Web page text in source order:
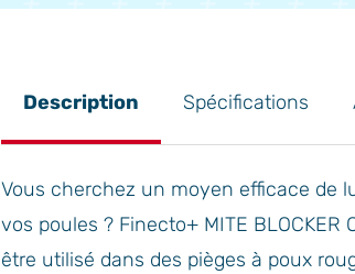
Description Spécifications
Vous cherchez un moyen efficace de
vos poules ? Finecto+ MITE
être utilisé dans des pièges à poux